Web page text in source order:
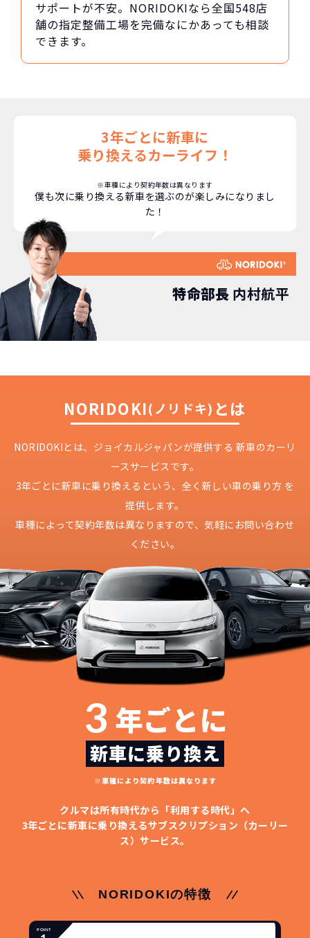
サポートが不安。NORIDOKIなら全国548店
舗の指定整備工場を完備なにかあっても相談
できます。
3年ごとに新車に
乗り換えるカーライフ！
※車種により契約年数は異なります
僕も次に乗り換える新車を選ぶのが楽しみになりまし
た！
特命部長 内村航平
NORIDOKI(ノリドキ) とは
NORIDOKIとは、ジョイカルジャパンが提供する 新車のカーリ
ースサービスです。
3年ごとに新車に乗り換えるという、 全く新しい車の乗り方 を
提供します。
車種によって契約年数は異なりますので、気軽にお問い合わせ
ください。
3 年ごとに
新車に乗り換え
※車種により契約年数は異なります
クルマは所有時代から「利用する時代」へ
3年ごとに新車に乗り換えるサブスクリプション（カーリー
ス）サービス。
NORIDOKIの特徴
どこよりも安くご契約いただけます！
NORIDOKIは高残価設定を実現！
頭金不要で超低価格！憧れのクルマが手軽に乗れ
ます！
短期間だから安心！
NORIDOKIなら短期リースでも安いんです！
に新車なので故障の心配がありませんし、急なラ
イフスタイルの変化にも対応が可能です。
月々定額料金で安心
NORIDOKIなら頭金・ボーナス払い・諸経費・税
金など一切不要！月々「定額料金」をお支払い
いただくだけでご利用いただけます。